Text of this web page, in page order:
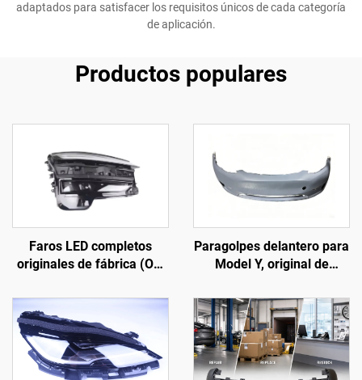
adaptados para satisfacer los requisitos únicos de cada categoría
de aplicación.
Productos populares
Faros LED completos
originales de fábrica (OE:
de ABS de alta resistencia
y lente de policarbonato
estabilizada frente a los
rayos UV, alcance del haz
largo de 850 m y vida útil
Paragolpes delantero para
Model Y, original de
C), moldeado de alta
precisión, acabado
imprimado, compatible
con el radar y los sensores
originales, instalación no